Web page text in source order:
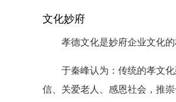
文化妙府
孝德文化是妙府企业文化的
于秦峰认为：传统的孝文化
信、关爱老人、感恩社会，推